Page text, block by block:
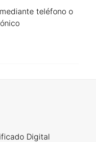
teléfono o
Digital